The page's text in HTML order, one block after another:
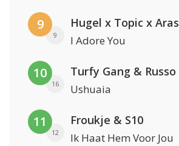
9
9 I Adore You
10
16
Turfy Gang & Russo
Ushuaia
11
12
Froukje & S10
Ik Haat Hem Voor Jou